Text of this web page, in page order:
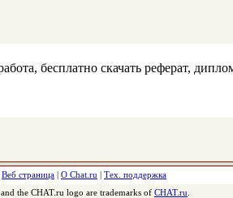
бесплатно скачать реферат,
Веб страница | О Chat.ru | Тех. поддержка
the CHAT.ru logo are trademarks of CHAT.ru